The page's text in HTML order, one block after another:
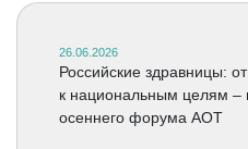
26.06.2026
Российские здравницы:
к национальным целям –
осеннего форума АОТ